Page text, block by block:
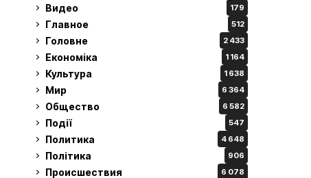
Видео 179
Главное 512
Головне 2 433
Економіка 1 164
Культура 1 638
Мир 6 364
Общество 6 582
Події 547
Политика 4 648
Політика 906
Происшествия 6 078